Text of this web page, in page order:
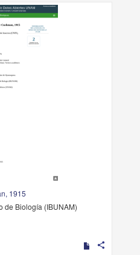
1915
de Biología (IBUNAM)
share